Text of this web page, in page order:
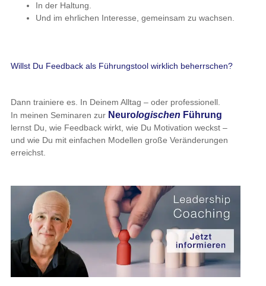
In der Haltung.
Und im ehrlichen Interesse, gemeinsam zu wachsen.
Willst Du Feedback als Führungstool wirklich beherrschen?
Dann trainiere es. In Deinem Alltag – oder professionell.
In meinen Seminaren zur Neurologischen Führung
lernst Du, wie Feedback wirkt, wie Du Motivation weckst –
und wie Du mit einfachen Modellen große Veränderungen
erreichst.